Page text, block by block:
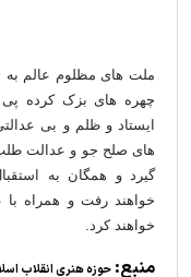
ملت های مظلوم عالم به
چهره های بزک کرده
ایستاد و ظلم و بی
های صلح جو و عدالت
گیرد و همگان به
خواهند رفت و همراه
خواهند کرد.
منبع: حوزه هنری انقلاب